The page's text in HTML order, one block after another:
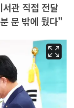
관 직접 전달
문 밖에 뒀다"